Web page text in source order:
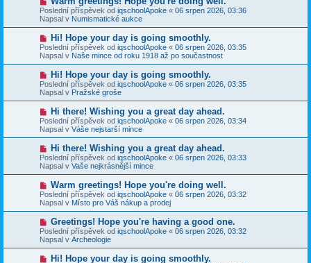
í
s
p
v
e
k
o
v
ý
p
í
s
p
v
e
k
Poslední příspěvek od iqschoolApoke « 06 srpen 2026, 03:36
Napsal v Numismatické aukce
N
o
v
ý
p
í
s
p
v
e
k
Hi! Hope your day is going smoothly.
Poslední příspěvek od iqschoolApoke « 06 srpen 2026, 03:35
Napsal v Naše mince od roku 1918 až po součastnost
N
o
v
ý
p
í
s
p
v
e
k
Hi! Hope your day is going smoothly.
Poslední příspěvek od iqschoolApoke « 06 srpen 2026, 03:35
Napsal v Pražské groše
N
o
v
ý
p
í
s
p
ě
v
e
k
Hi there! Wishing you a great day ahead.
Poslední příspěvek od iqschoolApoke « 06 srpen 2026, 03:34
Napsal v Váše nejstarší mince
N
o
v
ý
p
í
s
p
ě
v
e
k
Hi there! Wishing you a great day ahead.
Poslední příspěvek od iqschoolApoke « 06 srpen 2026, 03:33
Napsal v Vaše nejkrásnější mince
N
o
v
ý
í
s
p
Warm greetings! Hope you're doing well.
Poslední příspěvek od iqschoolApoke « 06 srpen 2026, 03:32
Napsal v Místo pro Váš nákup a prodej
N
o
v
ý
p
Greetings! Hope you're having a good one.
Poslední příspěvek od iqschoolApoke « 06 srpen 2026, 03:32
Napsal v Archeologie
NHi! Hope your day is going smoothly.